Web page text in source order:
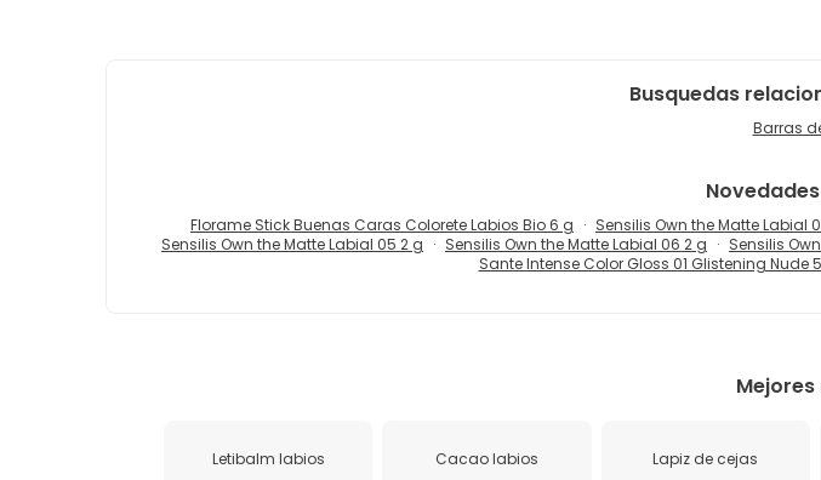
Busquedas
Barras
Novedades
Florame Stick Buenas Caras Colorete Labios Bio 6 g Sensilis Own the Matte Labial
Sensilis Own the Matte Labial 05 2 g
Sensilis Own the Matte Labial 06 2 g Sensilis
Sante Intense Color Gloss 01 Glistening Nude
Letibalm labios Cacao labios Lapiz de cejas